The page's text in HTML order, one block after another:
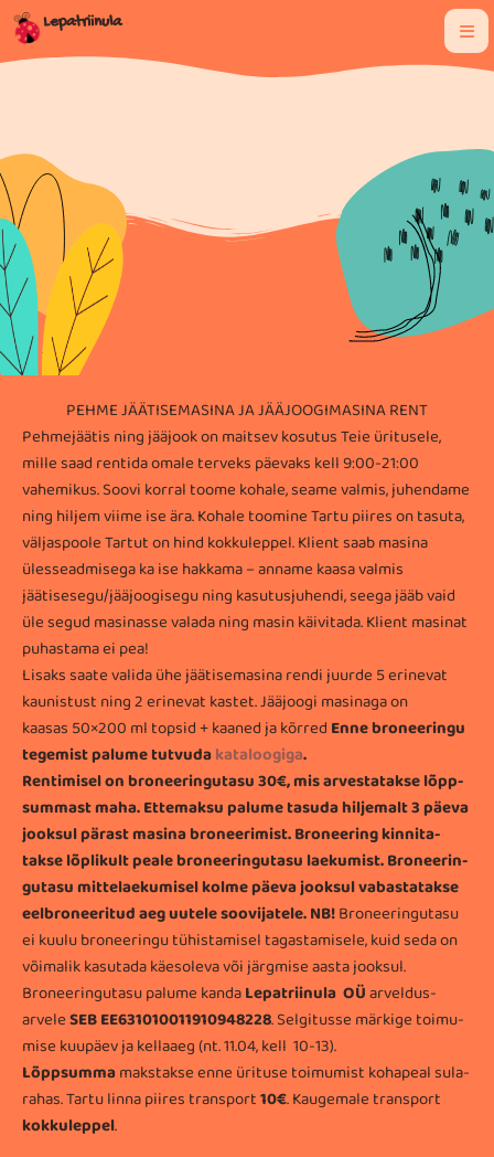
Skip
content
Lepatriinula
PEHME JÄÄTISEMASINA JA JÄÄJOOGIMASINA RENT
Pehmejäätis ning jääjook on maitsev kosutus Teie üritusele,
mille saad rentida omale terveks päevaks kell 9:00-21:00
vahemikus. Soovi korral toome kohale, seame valmis, juhendame
ning hiljem viime ise ära. Kohale toomine Tartu piires on tasuta,
väljaspoole Tartut on hind kokkuleppel. Klient saab masina
ülesseadmisega ka ise hakkama – anname kaasa valmis
jäätisesegu/jääjoogisegu ning kasutusjuhendi, seega jääb vaid
üle segud masinasse valada ning masin käivitada. Klient masinat
puhastama ei pea!
Lisaks saate valida ühe jäätisemasina rendi juurde 5 erinevat
kaunistust ning 2 erinevat kastet. Jääjoogi masinaga on
kaasas 50×200 ml topsid + kaaned jakõrred Enne broneeringu
tegemist palume tutvudakataloogiga.
Ren­ti­misel on bro­nee­rin­gu­tasu 30€, mis arves­ta­takse lõpp­
sum­mast maha. Ette­maksu palume tasuda hil­je­malt 3 päeva
jook­sul pärast masina bro­nee­ri­mist. Bro­nee­ring kin­ni­ta­
takse lõp­li­kult peale bro­nee­rin­gu­tasu lae­ku­mist. Bro­nee­rin­
gu­tasu mit­te­lae­ku­misel kolme päeva jook­sul vabas­ta­takse
eelb­ro­nee­ri­tud aeg uutele soovijatele.NB!Bro­nee­ringutasu
ei kuulu broneeringu tühistamisel tagas­tamisele, kuid seda on
või­ma­lik kasu­tada käes­oleva või järg­mise aasta jooksul.
Bro­nee­rin­gu­tasu palume kandaLepatriinula OÜarvel­dus­
arveleSEB EE631010011910948228. Sel­gi­tusse mär­kige toi­mu­
mise kuu­päev ja kel­la­aeg (nt. 11.04, kell 10-13).
Lõpp­summamaks­takse enne üri­tuse toi­mu­mist koha­peal sula­
ra­has. Tartu linna piires transport10€. Kaugemale transport
kokkuleppel.